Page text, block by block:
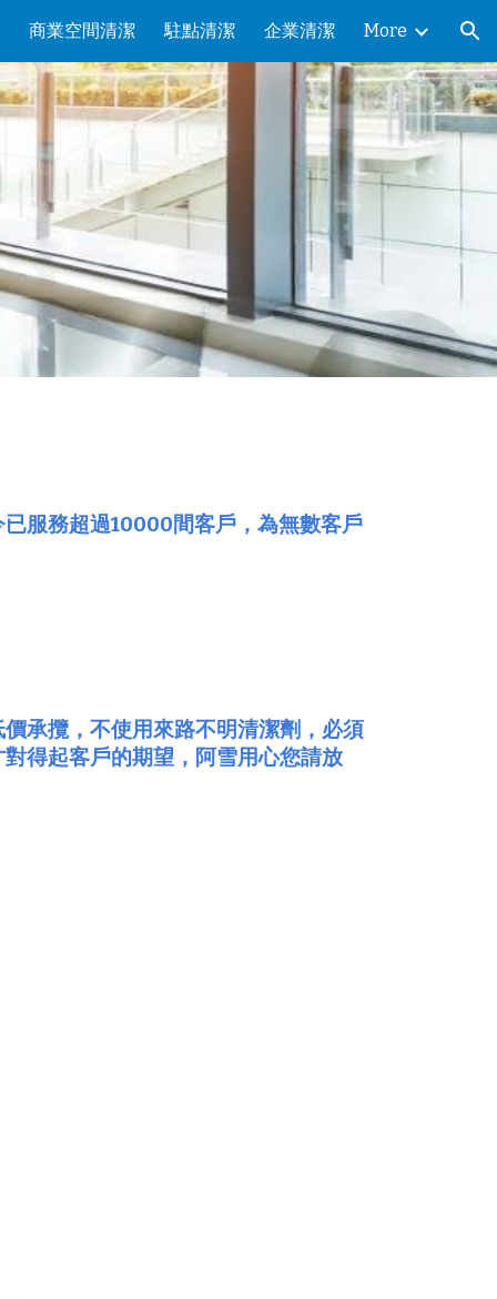
商業空間清潔 駐點清潔 企業清潔 More
服務超過10000間客戶，為無數客戶
承攬，不使用來路不明清潔劑，必須
得起客戶的期望，阿雪用心您請放